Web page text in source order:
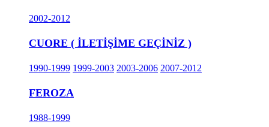
2002-2012
CUORE ( İLETİŞİME GEÇİNİZ )
1990-1999 1999-2003 2003-2006 2007-2012
FEROZA
1988-1999